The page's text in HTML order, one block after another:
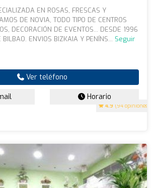
4.9 (94 opiniones)
EN ROSAS, FRESCAS Y
DE NOVIA, TODO TIPO DE CENTROS
DECORACIÓN DE EVENTOS... DESDE 1996
BILBAO. ENVIOS BIZKAIA Y PENÍNS... Seguir
Ver teléfono
Horario